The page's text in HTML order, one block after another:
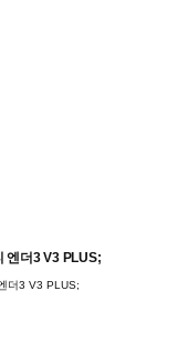
엔더3 V3 PLUS;
더3 V3 PLUS;